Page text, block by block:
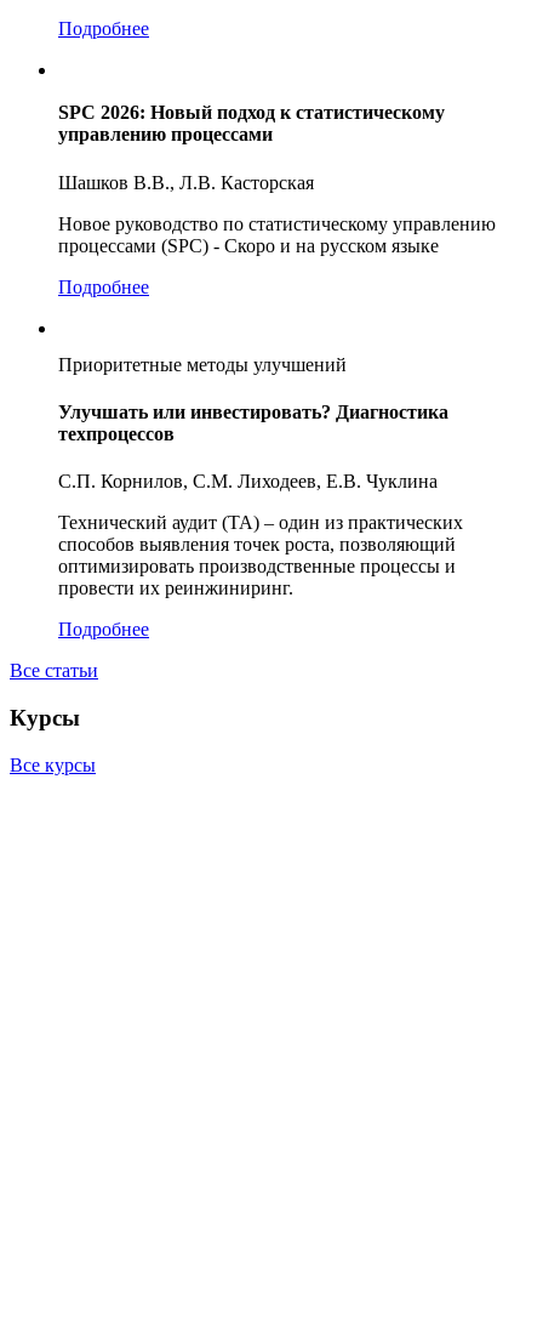
Подробнее
SPC 2026: Новый подход к статистическому
управлению процессами
Шашков В.В., Л.В. Касторская
Новое руководство по статистическому управлению
процессами (SPC) - Скоро и на русском языке
Подробнее
Приоритетные методы улучшений
Улучшать или инвестировать? Диагностика
техпроцессов
C.П. Корнилов, C.М. Лиходеев, Е.В. Чуклина
Технический аудит (ТА) – один из практических
способов выявления точек роста, позволяющий
оптимизировать производственные процессы и
провести их реинжиниринг.
Подробнее
Все статьи
Курсы
Все курсы